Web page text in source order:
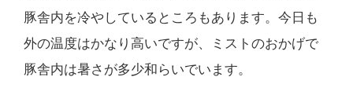
豚舎内を冷やしているところもあります。今日も
外の温度はかなり高いですが、ミストのおかげで
豚舎内は暑さが多少和らいでいます。